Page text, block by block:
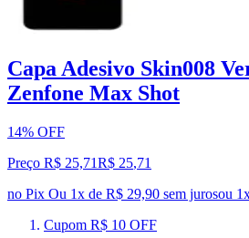
Capa Adesivo Skin008
Zenfone Max Shot
14% OFF
Preço R$ 25,71R$ 25,71
no Pix Ou 1x de R$ 29,90 sem jurosou 1
Cupom R$ 10 OFF